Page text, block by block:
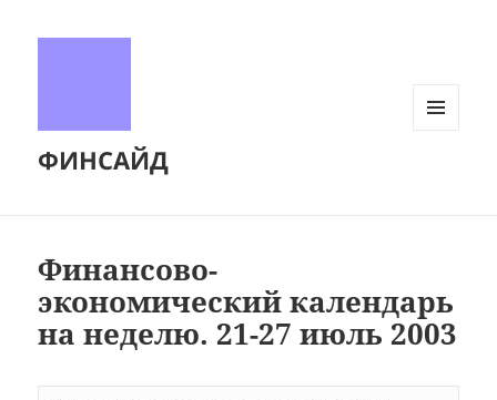
ФИНСАЙД
Финансово-
экономический календарь
на неделю. 21-27 июль 2003